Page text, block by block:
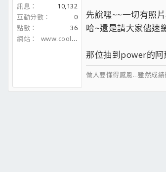
訊息
10,132
互動分數
0
點數
36
網站
www.coolaler.com
先說嘿~~一切有照
哈~還是請大家儘速
那位抽到power的
做人要懂得感恩...雖然成